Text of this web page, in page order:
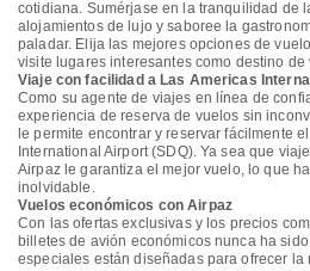
cotidiana. Sumérjase en la tranquilidad de
alojamientos de lujo y saboree la
paladar. Elija las mejores opciones de
visite lugares interesantes como destino de
Viaje con facilidad a Las Americas
Como su agente de viajes en línea de
experiencia de reserva de vuelos sin
le permite encontrar y reservar fácilmente
International Airport (SDQ). Ya sea que
Airpaz le garantiza el mejor vuelo, lo que
inolvidable.
Vuelos económicos con Airpaz
Con las ofertas exclusivas y los precios
billetes de avión económicos nunca ha
especiales están diseñadas para ofrecer